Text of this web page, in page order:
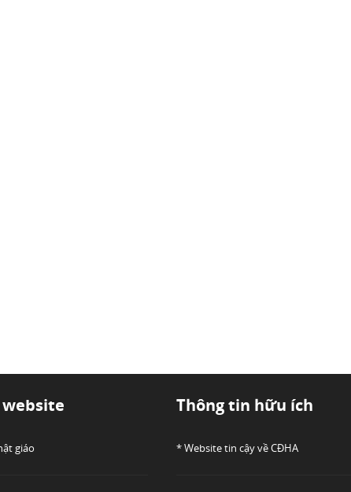
giáo
Thông tin hữu ích
* Website tin cậy về CĐHA